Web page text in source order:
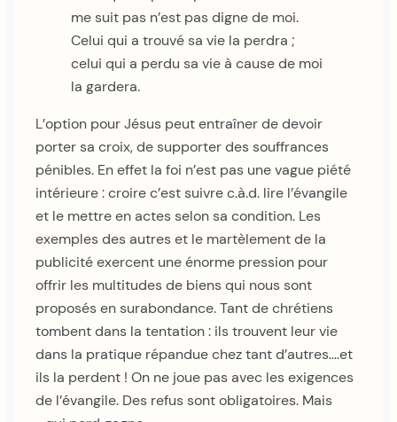
me suit pas n’est pas digne de moi.
Celui qui a trouvé sa vie la perdra ;
celui qui a perdu sa vie à cause de moi
la gardera.
L’option pour Jésus peut entraîner de devoir
porter sa croix, de supporter des souffrances
pénibles. En effet la foi n’est pas une vague piété
intérieure : croire c’est suivre c.à.d. lire l’évangile
et le mettre en actes selon sa condition. Les
exemples des autres et le martèlement de la
publicité exercent une énorme pression pour
offrir les multitudes de biens qui nous sont
proposés en surabondance. Tant de chrétiens
tombent dans la tentation : ils trouvent leur vie
dans la pratique répandue chez tant d’autres….et
ils la perdent ! On ne joue pas avec les exigences
de l’évangile. Des refus sont obligatoires. Mais